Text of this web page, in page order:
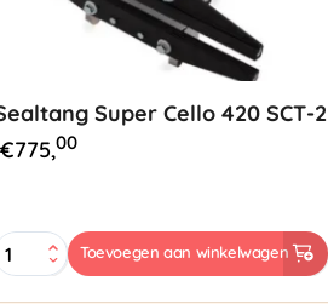
Super Cello 420 SCT-2
€775,00
Toevoegen aan winkelwagen